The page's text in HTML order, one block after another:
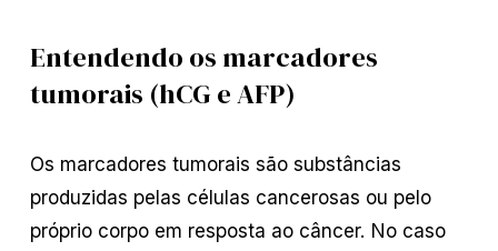
Entendendo os marcadores
tumorais (hCG e AFP)
Os marcadores tumorais são substâncias
produzidas pelas células cancerosas ou pelo
próprio corpo em resposta ao câncer. No caso